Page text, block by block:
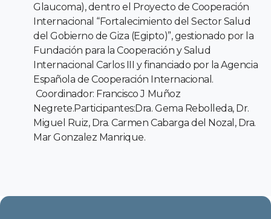
Glaucoma), dentro el Proyecto de Cooperación
Internacional “Fortalecimiento del Sector Salud
del Gobierno de Giza (Egipto)”, gestionado por la
Fundación para la Cooperación y Salud
Internacional Carlos III y financiado por la Agencia
Española de Cooperación Internacional.
Coordinador: Francisco J Muñoz
Negrete.Participantes:Dra. Gema Rebolleda, Dr.
Miguel Ruiz, Dra. Carmen Cabarga del Nozal, Dra.
Mar Gonzalez Manrique.